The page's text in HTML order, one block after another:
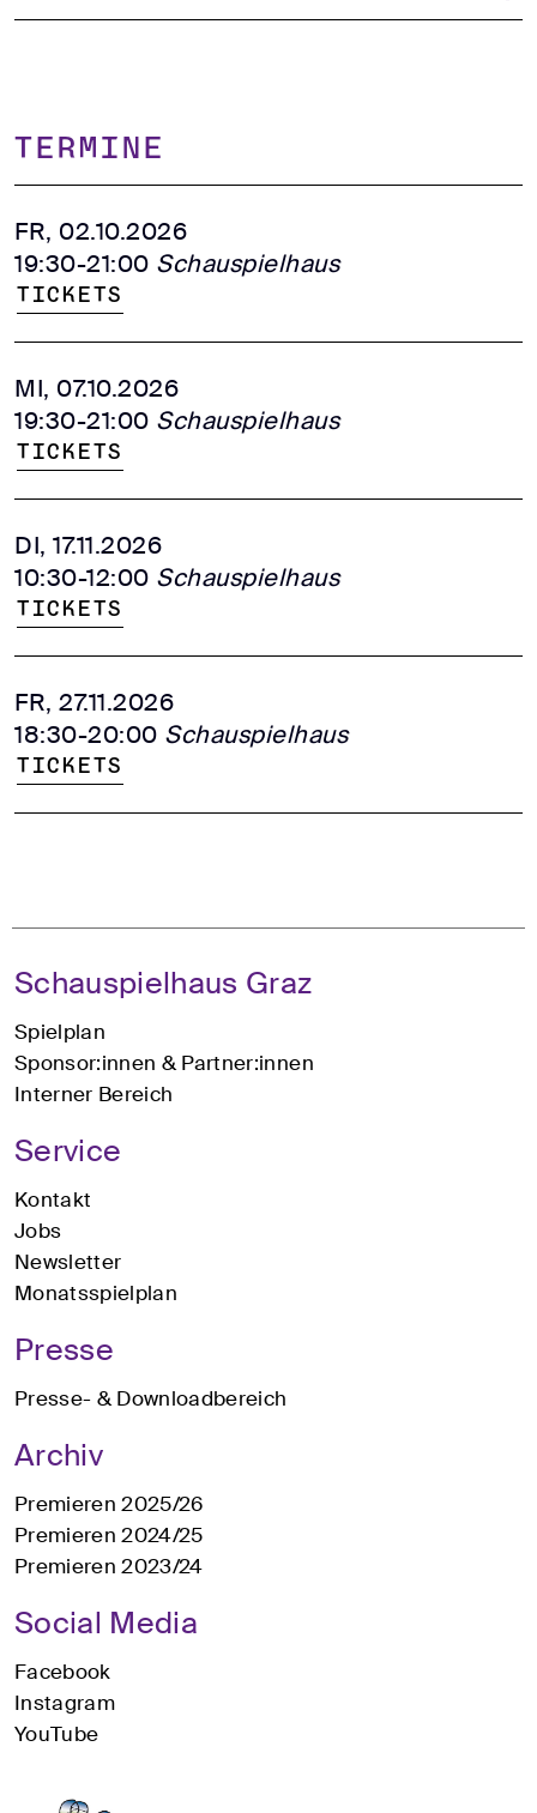
TERMINE
FR, 02.10.2026
19:30-21:00 Schauspielhaus
Tickets
MI, 07.10.2026
19:30-21:00 Schauspielhaus
Tickets
DI, 17.11.2026
10:30-12:00 Schauspielhaus
Tickets
FR, 27.11.2026
18:30-20:00 Schauspielhaus
Tickets
Schauspielhaus Graz
Spielplan
Sponsor:innen & Partner:innen
Interner Bereich
Service
Kontakt
Jobs
Newsletter
Monatsspielplan
Presse
Presse- & Downloadbereich
Archiv
Premieren 2025/26
Premieren 2024/25
Premieren 2023/24
Social Media
Facebook
Instagram
YouTube